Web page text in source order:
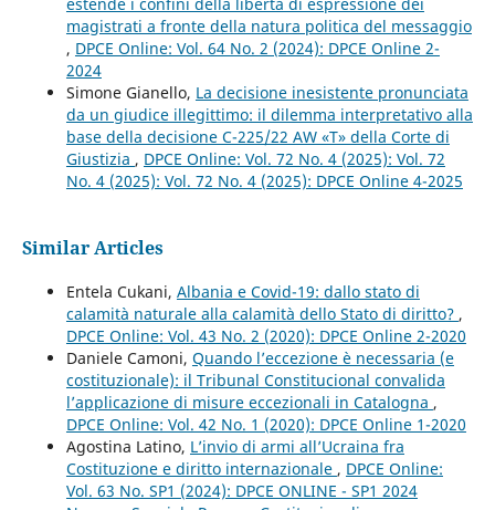
magistrati a fronte della natura politica del messaggio
, DPCE Online: Vol. 64 No. 2 (2024): DPCE Online 2-
2024
Simone Gianello, La decisione inesistente pronunciata
da un giudice illegittimo: il dilemma interpretativo alla
base della decisione C-225/22 AW «T» della Corte di
Giustizia , DPCE Online: Vol. 72 No. 4 (2025): Vol. 72
No. 4 (2025): Vol. 72 No. 4 (2025): DPCE Online 4-2025
Similar Articles
Entela Cukani, Albania e Covid-19: dallo stato di
calamità naturale alla calamità dello Stato di diritto? ,
DPCE Online: Vol. 43 No. 2 (2020): DPCE Online 2-2020
Daniele Camoni, Quando l’eccezione è necessaria (e
costituzionale): il Tribunal Constitucional convalida
l’applicazione di misure eccezionali in Catalogna ,
DPCE Online: Vol. 42 No. 1 (2020): DPCE Online 1-2020
Agostina Latino, L’invio di armi all’Ucraina fra
Costituzione e diritto internazionale , DPCE Online:
Vol. 63 No. SP1 (2024): DPCE ONLINE - SP1 2024